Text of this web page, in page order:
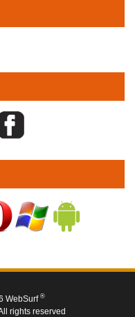
WebSurf ®
rights reserved